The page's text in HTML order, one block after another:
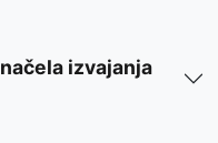
izvajanja